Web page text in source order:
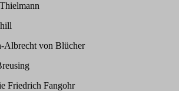
Albrecht von Blücher
Friedrich Fangohr